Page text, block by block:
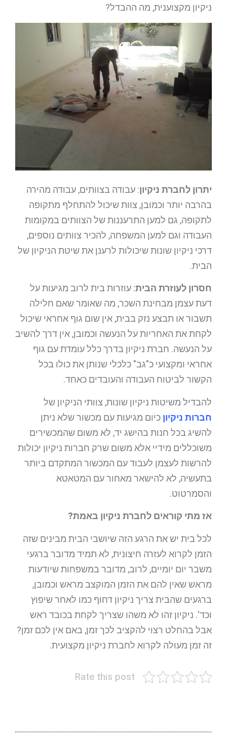
ניקיון מקצוענית, מה ההבדל?
יתרון לחברת ניקיון: עבודה בצוותים, עבודה מהירה
בהרבה יותר וכמובן, צוות שיכול להתחלף מתקופה
לתקופה, גם למען התרעננות של הצוותים במקומות
העבודה וגם למען המשפחה, להכיר צוותים נוספים,
דרכי ניקיון שונות שיכולות לרענן את שיטת הניקיון של
הבית.
חסרון לעוזרת הבית: עוזרות בית לרוב מגיעות על
דעת עצמן מבחינת השכר, מה שאומר שאם חלילה
תשבור או תבצע נזק בבית, אין שום גוף אחראי שיכול
לקחת את האחריות על הנעשה וכמובן, אין דרך להשיב
על הנעשה. חברת ניקיון בדרך כלל עומדת עם גוף
אחראי ומקצועי כ"גב" כלכלי שנותן את כולו בכל
הקשור לביטוח העבודה והעובדים כאחד.
להבדיל משיטות ניקיון שונות, צוותי הניקיון של
חברות ניקיון כיום מגיעות עם מכשור שלא ניתן
להשיג בכל חנות בהישג יד, לא משום שהמכשירים
משוכללים מידיי אלא משום שרק חברות ניקיון יכולות
להרשות לעצמן לעבוד עם המכשור המתקדם ביותר
בתעשיה, לא להישאר מאחור עם המטאטא
והסמרטוט.
אז מתי קוראים לחברת ניקיון באמת?
לכל בית יש את הרגע הזה שיושבי הבית מבינים שזה
הזמן לקרוא לעזרה חיצונית, לא תמיד מדובר ברגעי
משבר יום יומיים, לרוב, מדובר במשפחות שיודעות
מראש שאין להם את הזמן המוקצב מראש וכמובן,
ברגעים שהבית צריך ניקיון דחוף כמו לאחר שיפוץ
וכד'. ניקיון זהו לא משהו שצריך לקחת בכובד ראש
אבל בהחלט רצוי להקציב לכך זמן, באם אין לכם זמן?
זה זמן מעולה לקרוא לחברת ניקיון מקצועית.
Rate this post